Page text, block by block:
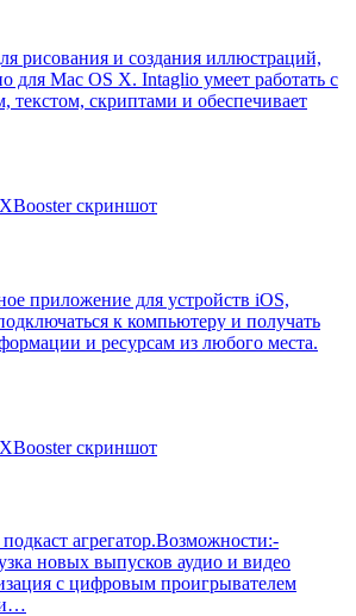
рисования и создания иллюстраций,
для Mac OS X. Intaglio умеет работать с
текстом, скриптами и обеспечивает
приложение для устройств iOS,
к компьютеру и получать
и ресурсам из любого места.
агрегатор.Возможности:-
новых выпусков аудио и видео
с цифровым проигрывателем